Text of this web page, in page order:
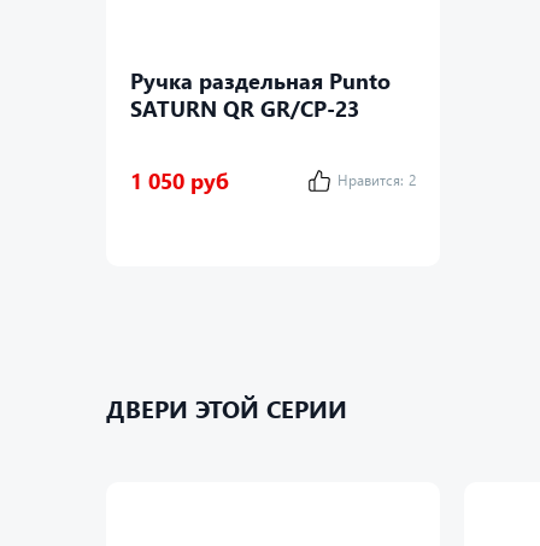
Ручка раздельная Punto
SATURN QR GR/CP-23
1 050 руб Нравится: 2
ДВЕРИ ЭТОЙ СЕРИИ